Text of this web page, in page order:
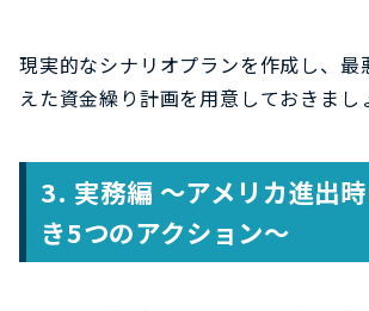
現実的なシナリオプランを作成し、最
えた資金繰り計画を用意しておきまし
3. 実務編 ～アメリカ進出
き5つのアクション～